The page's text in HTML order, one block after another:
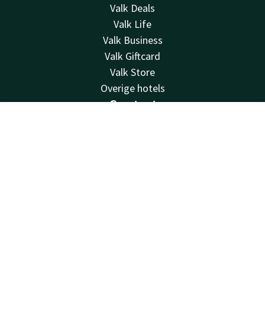
Valk Deals
Valk Life
Valk Business
Valk Giftcard
Valk Store
Overige hotels
Contact